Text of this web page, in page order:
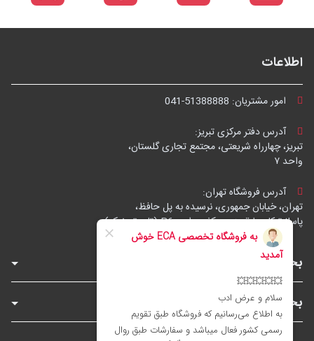
اطلاعات
امور مشتریان: 041-51388888
آدرس دفتر مرکزی تبریز:
تبریز، چهارراه شریعتی، مجتمع تجاری گلستان،
واحد ۷
آدرس فروشگاه تهران:
تهران، خیابان جمهوری، نرسیده به پل حافظ،
پاساژ توکل، طبقه زیرهمکف، واحد B6 (تاپ ترونیک)
بخش‌های فروشگاه
بخش‌های سایت